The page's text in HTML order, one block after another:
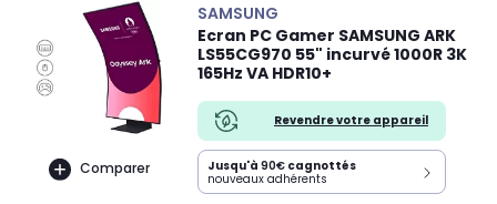
Comparer
SAMSUNG
Ecran PC Gamer SAMSUNG ARK
LS55CG970 55" incurvé 1000R 3K
165Hz VA HDR10+
Revendre votre appareil
Jusqu'à 90€ cagnottés
nouveaux adhérents